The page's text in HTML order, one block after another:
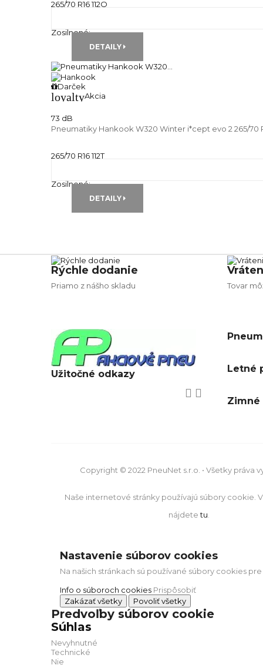
265/70 R16 112Q
Zosilnené:---
DETAILY
Darček
loyaltyAkcia
73 dB
Pneumatiky Hankook W320 Winter i*cept evo 2 265/70
265/70 R16 112T
Zosilnené:---
DETAILY
Rýchle dodanie
Priamo z nášho skladu Tovar
Užitočné odkazy
 
Letné
Zimné
Copyright © 2022 PneuNet s.r.o. • Všetky práva
Naše internetové stránky používajú súbory cookie.
nájdetetu.
Nastavenie súborov cookies
Na našich stránkach sú používané súbory cookies
Info o súboroch cookies Prispôsobiť
Zakázať všetky
Povoliť všetky
Predvoľby súborov cookie
Súhlas
Nevyhnutné
Technické
Nie